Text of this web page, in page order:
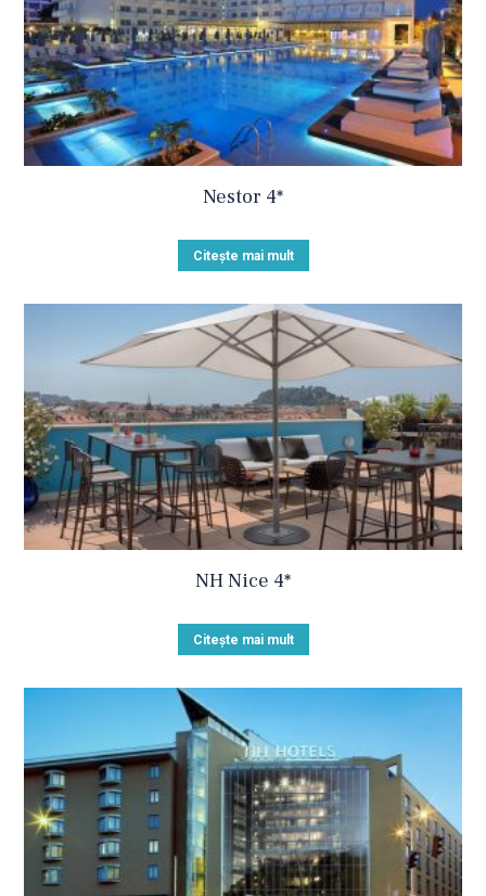
Nestor 4*
Citește mai mult
NH Nice 4*
Citește mai mult